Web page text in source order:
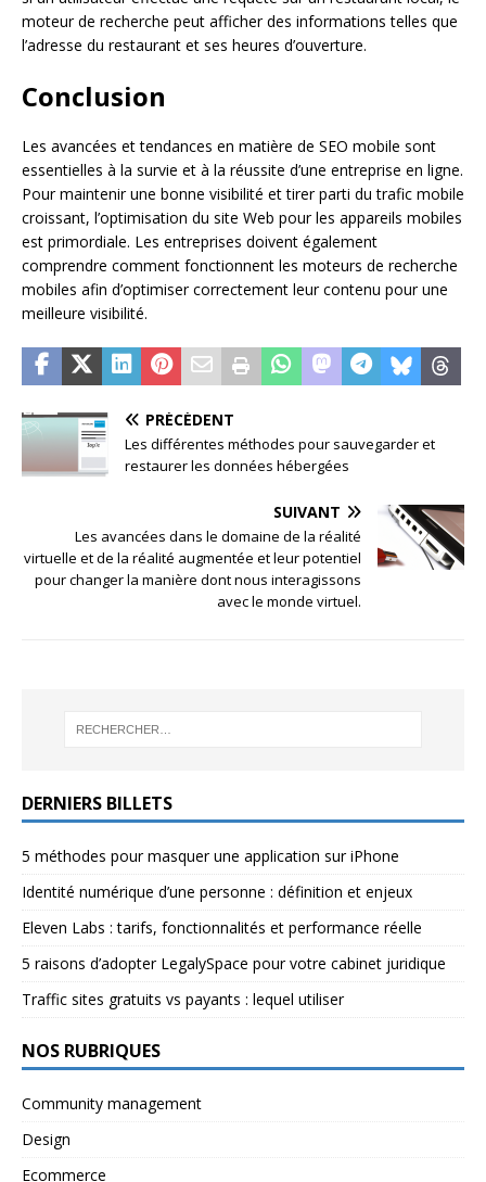
moteur de recherche peut afficher des informations telles que
l’adresse du restaurant et ses heures d’ouverture.
Conclusion
Les avancées et tendances en matière de SEO mobile sont
essentielles à la survie et à la réussite d’une entreprise en ligne.
Pour maintenir une bonne visibilité et tirer parti du trafic mobile
croissant, l’optimisation du site Web pour les appareils mobiles
est primordiale. Les entreprises doivent également
comprendre comment fonctionnent les moteurs de recherche
mobiles afin d’optimiser correctement leur contenu pour une
meilleure visibilité.
PRÉCÉDENT
Les différentes méthodes pour sauvegarder et
restaurer les données hébergées
SUIVANT
Les avancées dans le domaine de la réalité
virtuelle et de la réalité augmentée et leur potentiel
pour changer la manière dont nous interagissons
avec le monde virtuel.
DERNIERS BILLETS
5 méthodes pour masquer une application sur iPhone
Identité numérique d’une personne : définition et enjeux
Eleven Labs : tarifs, fonctionnalités et performance réelle
5 raisons d’adopter LegalySpace pour votre cabinet juridique
Traffic sites gratuits vs payants : lequel utiliser
NOS RUBRIQUES
Community management
Design
Ecommerce